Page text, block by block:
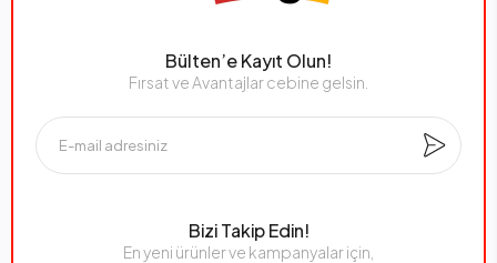
Bülten’e Kayıt Olun!
Fırsat ve Avantajlar cebine gelsin.
Bizi Takip Edin!
En yeni ürünler ve kampanyalar için,